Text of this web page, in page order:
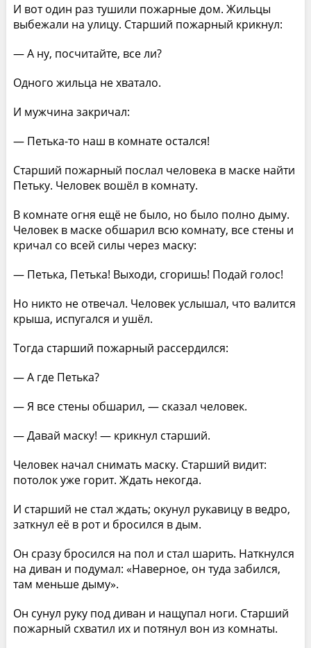
И вот один раз тушили пожарные дом. Жильцы
выбежали на улицу. Старший пожарный крикнул:
— А ну, посчитайте, все ли?
Одного жильца не хватало.
И мужчина закричал:
— Петька-то наш в комнате остался!
Старший пожарный послал человека в маске найти
Петьку. Человек вошёл в комнату.
В комнате огня ещё не было, но было полно дыму.
Человек в маске обшарил всю комнату, все стены и
кричал со всей силы через маску:
— Петька, Петька! Выходи, сгоришь! Подай голос!
Но никто не отвечал. Человек услышал, что валится
крыша, испугался и ушёл.
Тогда старший пожарный рассердился:
— А где Петька?
— Я все стены обшарил, — сказал человек.
— Давай маску! — крикнул старший.
Человек начал снимать маску. Старший видит:
потолок уже горит. Ждать некогда.
И старший не стал ждать; окунул рукавицу в ведро,
заткнул её в рот и бросился в дым.
Он сразу бросился на пол и стал шарить. Наткнулся
на диван и подумал: «Наверное, он туда забился,
там меньше дыму».
Он сунул руку под диван и нащупал ноги. Старший
пожарный схватил их и потянул вон из комнаты.